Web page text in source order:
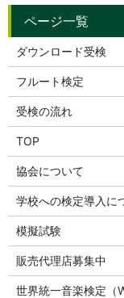
ダウンロード受検
フルート検定
受検の流れ
TOP
協会について
学校への検定導入に
模擬試験
販売代理店募集中
世界統一音楽検定（